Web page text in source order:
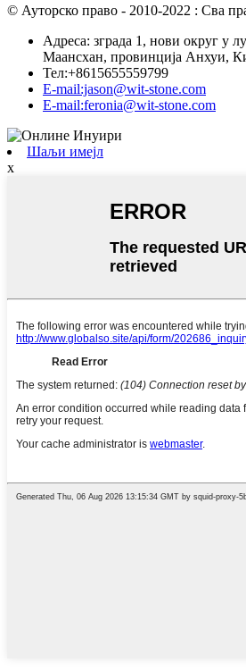
© Ауторско право - 2010-2022 : Сва
Адреса: зграда 1, нови округ у
Маансхан, провинција Анхуи,
Тел:+8615655559799
E-mail:jason@wit-stone.com
E-mail:feronia@wit-stone.com
Шаљи имејл
x